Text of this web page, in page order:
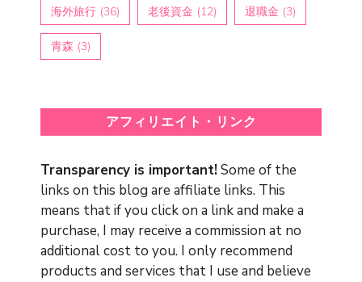
海外旅行 (36) 老後資金 (12) 退職金 (3)
青森 (3)
アフィリエイト・リンク
Transparency is important!Some of the
links on this blog are affiliate links. This
means that if you click on a link and make a
purchase, I may receive a commission at no
additional cost to you. I only recommend
products and services that I use and believe